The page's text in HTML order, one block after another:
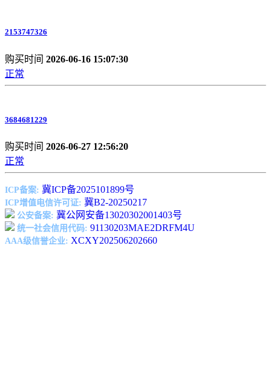
2153747326
购买时间 2026-06-16 15:07:30
正常
3684681229
购买时间 2026-06-27 12:56:20
正常
ICP备案: 冀ICP备2025101899号
ICP增值电信许可证: 冀B2-20250217
公安备案: 冀公网安备13020302001403号
统一社会信用代码: 91130203MAE2DRFM4U
AAA级信誉企业: XCXY202506202660